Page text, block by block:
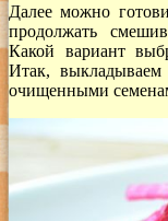
Далее можно
продолжать
Какой вариант
Итак, выкладываем
очищенными